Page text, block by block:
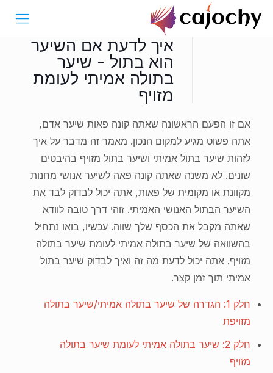
איך לדעת אם השיער
הוא בתול - שיער
בתולה אמיתי לעומת
מזויף
אם זו הפעם הראשונה שאתה קונה פאות שיער אדם,
אתה פשוט מגיע למקום הנכון. מאמר זה מדבר על איך
לזהות שיער בתול אמיתי ושיער בתול מזויף בהיבטים
שונים. לא משנה שאתה קונה פאה לשיער אנושי מחנות
מקוונת או מקומית של פאות, אתה יכול לבדוק לבד את
השיער הבתול האנושי האמיתי. זוהי דרך טובה לוודא
שאתה מקבל את הכסף שלך שווה. עכשיו, בואו נתחיל
בהשוואה של שיער בתולה אמיתי לעומת שיער בתולה
מזויף. אתה יכול לדעת מה זה ואיך לבדוק שיער בתול
אמיתי תוך זמן קצר.
חלק 1: הגדרה של שיער בתולה אמיתי/שיער בתולה
מזויפת
חלק 2: שיער בתולה אמיתי לעומת שיער בתולה
מזויף